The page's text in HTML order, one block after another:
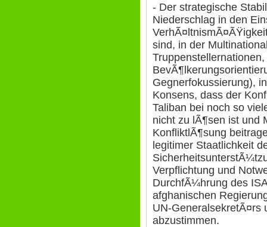
- Der strategische
Niederschlag in den
sind, in der
Gegnerfokussierung),
Konsens, dass der
Taliban bei noch so
nicht zu lÃ¶sen ist und
KonfliktlÃ¶sung
legitimer Staatlichkeit
Verpflichtung und
DurchfÃ¼hrung des
afghanischen
UN-GeneralsekretÃ¤rs
abzustimmen.